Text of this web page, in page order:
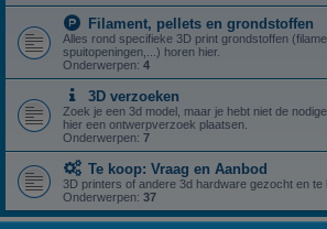
Filament, pellets en grondstoffen
Alles rond specifieke 3D print grondstoffen
spuitopeningen,...) horen hier.
Onderwerpen: 4
3D verzoeken
Zoek je een 3d model, maar je hebt niet de
hier een ontwerpverzoek plaatsen.
Onderwerpen: 7
Te koop: Vraag en Aanbod
3D printers of andere 3d hardware gezocht en te
Onderwerpen: 37